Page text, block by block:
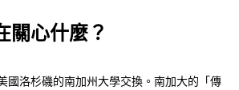
關心什麼？
國洛杉磯的南加州大學交換。南加大的「傳